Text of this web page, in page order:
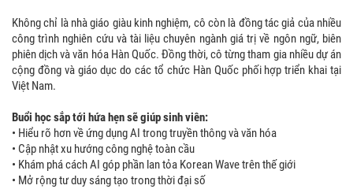
Không chỉ là nhà giáo giàu kinh nghiệm, cô còn là đồng tác giả của nhiều
công trình nghiên cứu và tài liệu chuyên ngành giá trị về ngôn ngữ, biên
phiên dịch và văn hóa Hàn Quốc. Đồng thời, cô từng tham gia nhiều dự án
cộng đồng và giáo dục do các tổ chức Hàn Quốc phối hợp triển khai tại
Việt Nam.
Buổi học sắp tới hứa hẹn sẽ giúp sinh viên:
• Hiểu rõ hơn về ứng dụng AI trong truyền thông và văn hóa
• Cập nhật xu hướng công nghệ toàn cầu
• Khám phá cách AI góp phần lan tỏa Korean Wave trên thế giới
• Mở rộng tư duy sáng tạo trong thời đại số